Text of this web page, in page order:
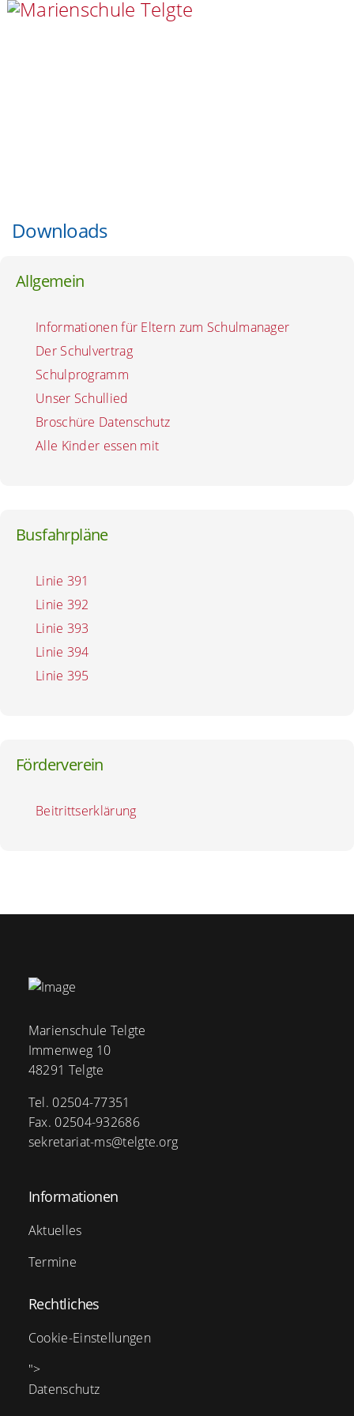
Downloads
Allgemein
Informationen für Eltern zum Schulmanager
Der Schulvertrag
Schulprogramm
Unser Schullied
Broschüre Datenschutz
Alle Kinder essen mit
Busfahrpläne
Linie 391
Linie 392
Linie 393
Linie 394
Linie 395
Förderverein
Beitrittserklärung
Marienschule Telgte
Immenweg 10
48291 Telgte
Tel. 02504-77351
Fax. 02504-932686
sekretariat-ms@telgte.org
Informationen
Aktuelles
Termine
Rechtliches
Cookie-Einstellungen
">
Datenschutz